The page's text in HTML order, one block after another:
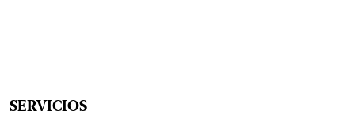
SERVICIOS